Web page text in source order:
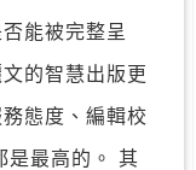
能被完整呈
的智慧出版更
態度、編輯校
是最高的。 其